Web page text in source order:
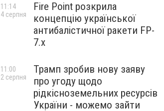
Fire Point розкрила
концепцію української
антибалістичної ракети FP-
7.x
11:14
4 серпня
Трамп зробив нову заяву
про угоду щодо
рідкісноземельних ресурсів
України - можемо зайти
11:00
2 серпня